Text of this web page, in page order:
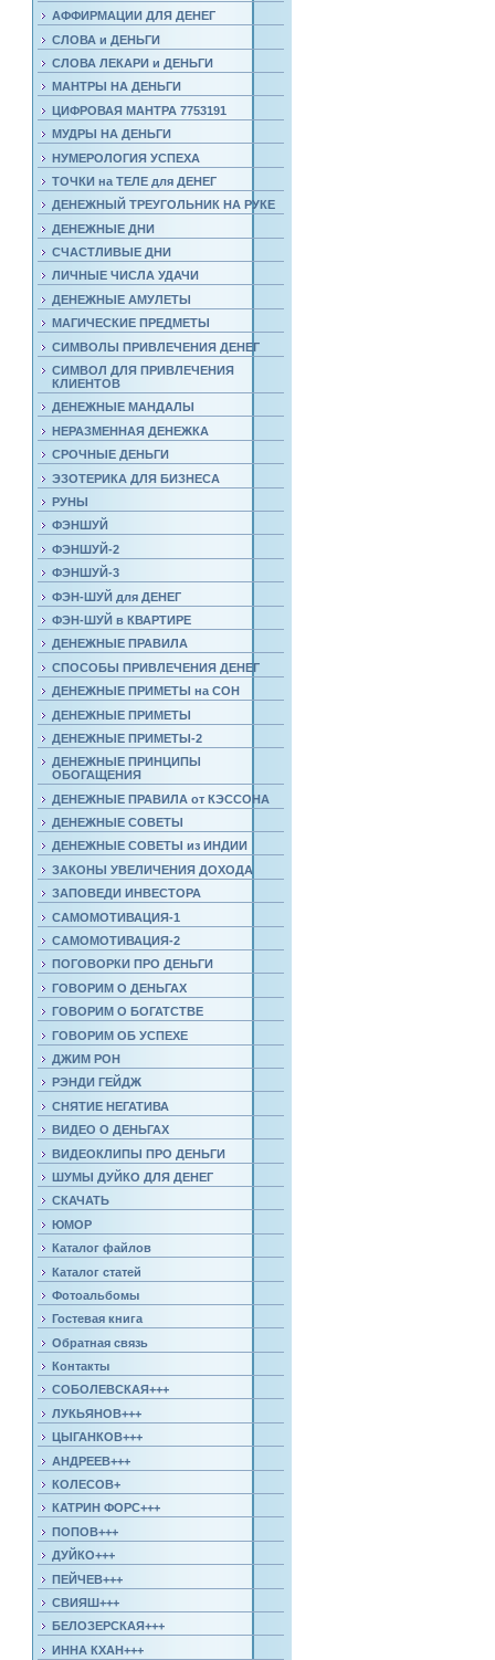
АФФИРМАЦИИ ДЛЯ ДЕНЕГ
СЛОВА и ДЕНЬГИ
СЛОВА ЛЕКАРИ и ДЕНЬГИ
МАНТРЫ НА ДЕНЬГИ
ЦИФРОВАЯ МАНТРА 7753191
МУДРЫ НА ДЕНЬГИ
НУМЕРОЛОГИЯ УСПЕХА
ТОЧКИ на ТЕЛЕ для ДЕНЕГ
ДЕНЕЖНЫЙ ТРЕУГОЛЬНИК НА РУКЕ
ДЕНЕЖНЫЕ ДНИ
СЧАСТЛИВЫЕ ДНИ
ЛИЧНЫЕ ЧИСЛА УДАЧИ
ДЕНЕЖНЫЕ АМУЛЕТЫ
МАГИЧЕСКИЕ ПРЕДМЕТЫ
СИМВОЛЫ ПРИВЛЕЧЕНИЯ ДЕНЕГ
СИМВОЛ ДЛЯ ПРИВЛЕЧЕНИЯ
КЛИЕНТОВ
ДЕНЕЖНЫЕ МАНДАЛЫ
НЕРАЗМЕННАЯ ДЕНЕЖКА
СРОЧНЫЕ ДЕНЬГИ
ЭЗОТЕРИКА ДЛЯ БИЗНЕСА
РУНЫ
ФЭНШУЙ
ФЭНШУЙ-2
ФЭНШУЙ-3
ФЭН-ШУЙ для ДЕНЕГ
ФЭН-ШУЙ в КВАРТИРЕ
ДЕНЕЖНЫЕ ПРАВИЛА
СПОСОБЫ ПРИВЛЕЧЕНИЯ ДЕНЕГ
ДЕНЕЖНЫЕ ПРИМЕТЫ на СОН
ДЕНЕЖНЫЕ ПРИМЕТЫ
ДЕНЕЖНЫЕ ПРИМЕТЫ-2
ДЕНЕЖНЫЕ ПРИНЦИПЫ
ОБОГАЩЕНИЯ
ДЕНЕЖНЫЕ ПРАВИЛА от КЭССОНА
ДЕНЕЖНЫЕ СОВЕТЫ
ДЕНЕЖНЫЕ СОВЕТЫ из ИНДИИ
ЗАКОНЫ УВЕЛИЧЕНИЯ ДОХОДА
ЗАПОВЕДИ ИНВЕСТОРА
САМОМОТИВАЦИЯ-1
САМОМОТИВАЦИЯ-2
ПОГОВОРКИ ПРО ДЕНЬГИ
ГОВОРИМ О ДЕНЬГАХ
ГОВОРИМ О БОГАТСТВЕ
ГОВОРИМ ОБ УСПЕХЕ
ДЖИМ РОН
РЭНДИ ГЕЙДЖ
СНЯТИЕ НЕГАТИВА
ВИДЕО О ДЕНЬГАХ
ВИДЕОКЛИПЫ ПРО ДЕНЬГИ
ШУМЫ ДУЙКО ДЛЯ ДЕНЕГ
СКАЧАТЬ
ЮМОР
Каталог файлов
Каталог статей
Фотоальбомы
Гостевая книга
Обратная связь
Контакты
СОБОЛЕВСКАЯ+++
ЛУКЬЯНОВ+++
ЦЫГАНКОВ+++
АНДРЕЕВ+++
КОЛЕСОВ+
КАТРИН ФОРС+++
ПОПОВ+++
ДУЙКО+++
ПЕЙЧЕВ+++
СВИЯШ+++
БЕЛОЗЕРСКАЯ+++
ИННА КХАН+++